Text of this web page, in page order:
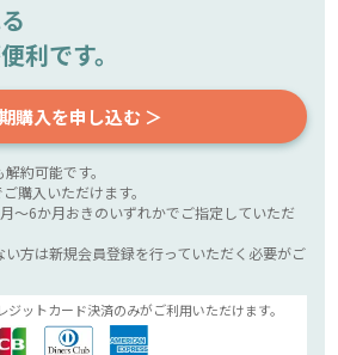
利です。
購入を申し込む ＞
約可能です。
購入いただけます。
～6か月おきのいずれかでご指定していただ
い方は新規会員登録を行っていただく必要がご
ットカード決済のみがご利用いただけます。